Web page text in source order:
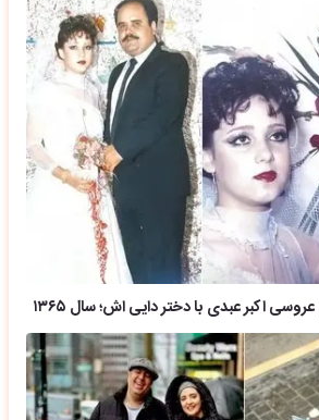
اکبر عبدی با دختر دایی اش؛ سال ۱۳۶۵